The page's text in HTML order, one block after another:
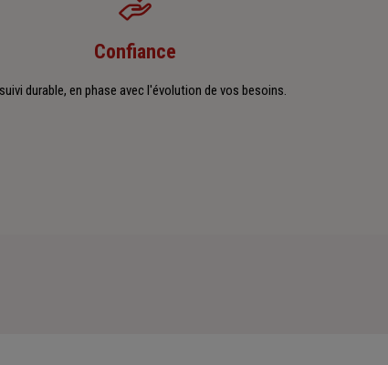
Confiance
durable, en phase avec l'évolution de vos besoins.